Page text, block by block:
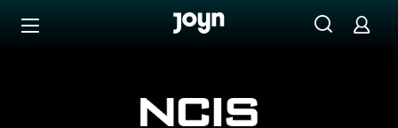
Zum Inhalt springen
Der Joker